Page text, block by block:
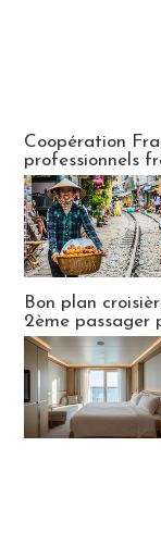
Coopération
professionnels
Bon plan
2ème passager